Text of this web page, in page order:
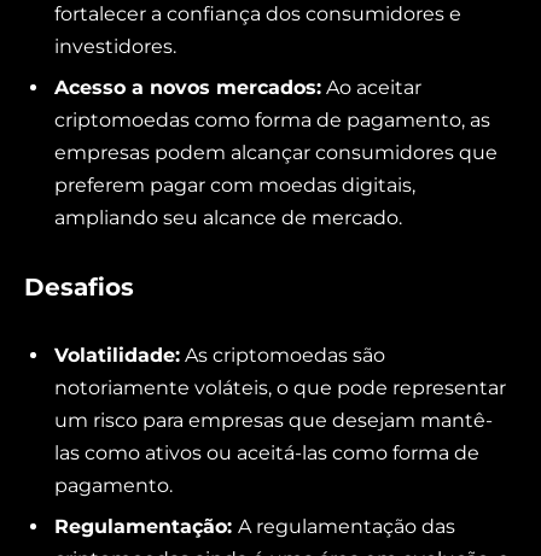
fortalecer a confiança dos consumidores e
investidores.
Acesso a novos mercados: Ao aceitar
criptomoedas como forma de pagamento, as
empresas podem alcançar consumidores que
preferem pagar com moedas digitais,
ampliando seu alcance de mercado.
Desafios
Volatilidade: As criptomoedas são
notoriamente voláteis, o que pode representar
um risco para empresas que desejam mantê-
las como ativos ou aceitá-las como forma de
pagamento.
Regulamentação: A regulamentação das